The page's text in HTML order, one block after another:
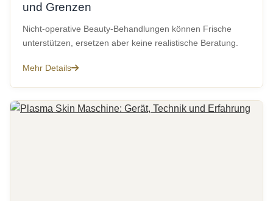
und Grenzen
Nicht-operative Beauty-Behandlungen können Frische
unterstützen, ersetzen aber keine realistische Beratung.
Mehr Details